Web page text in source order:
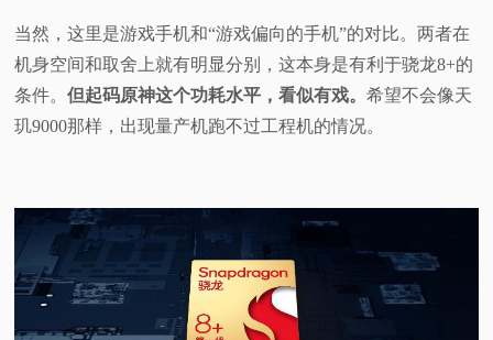
当然，这里是游戏手机和“游戏偏向的手机”的对比。两者在
机身空间和取舍上就有明显分别，这本身是有利于骁龙8+的
条件。但起码原神这个功耗水平，看似有戏。希望不会像天
玑9000那样，出现量产机跑不过工程机的情况。